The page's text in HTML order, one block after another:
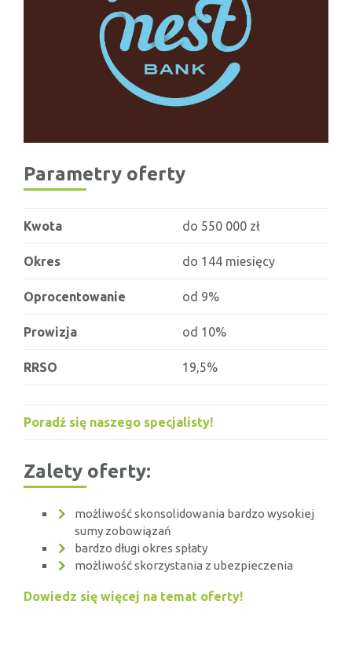
Parametry oferty
Kwota do 550 000 zł
Okres do 144 miesięcy
Oprocentowanie od 9%
Prowizja od 10%
RRSO 19,5%
Poradź się naszego specjalisty!
Zalety oferty:
możliwość skonsolidowania bardzo wysokiej
sumy zobowiązań
bardzo długi okres spłaty
możliwość skorzystania z ubezpieczenia
Dowiedz się więcej na temat oferty!